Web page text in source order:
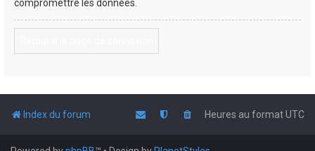
compromettre les données.
Index du forum Heures au formatUTC